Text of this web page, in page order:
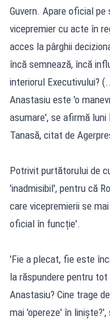
Guvern. Apare oficial pe
vicepremier cu acte în
acces la pârghii
încă semnează, încă
interiorul Executivului?
Anastasiu este 'o
asumare', se afirmă
Tanasă, citat de
Potrivit purtătorului de
'inadmisibil', pentru că
care vicepremierii se
oficial în funcție'.
'Fie a plecat, fie este
la răspundere pentru
Anastasiu? Cine trage
mai 'opereze' în